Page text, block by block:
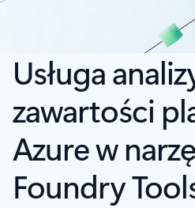
Usługa
zawartości
Azure w
Foundry